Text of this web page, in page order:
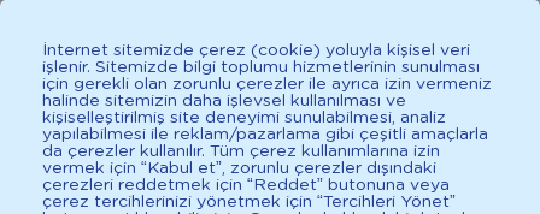
danışınız. Bu sitede yayınlanan bilgiler hekim tavsiyesi
yerine geçmez. En doğru bilgi için doktorunuza danışınız.
Sağlıklı yaşam için dengeli, çeşitli beslenilmelidir. *D vitamini
çocuklarda bağışıklık sisteminin normal işlevine katkıda
bulunur.
İnternet sitemizde çerez (cookie) yoluyla kişisel veri
işlenir. Sitemizde bilgi toplumu hizmetlerinin sunulması
için gerekli olan zorunlu çerezler ile ayrıca izin vermeniz
halinde sitemizin daha işlevsel kullanılması ve
kişiselleştirilmiş site deneyimi sunulabilmesi, analiz
yapılabilmesi ile reklam/pazarlama gibi çeşitli amaçlarla
da çerezler kullanılır. Tüm çerez kullanımlarına izin
vermek için “Kabul et”, zorunlu çerezler dışındaki
çerezleri reddetmek için “Reddet” butonuna veya
çerez tercihlerinizi yönetmek için “Tercihleri Yönet”